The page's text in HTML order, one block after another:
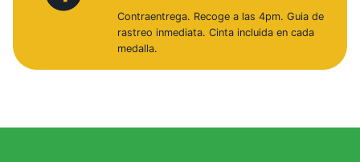
Contraentrega. Recoge a las 4pm. Guia de
rastreo inmediata. Cinta incluida en cada
medalla.